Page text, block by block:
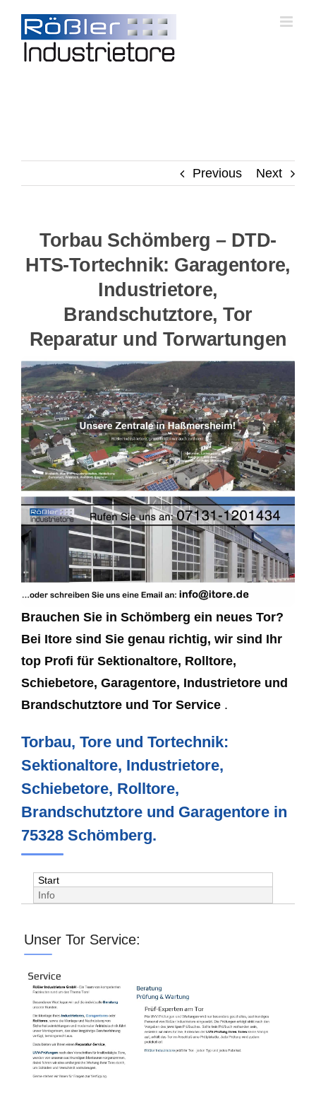
content
Previous Next
Torbau Schömberg – DTD-
HTS-Tortechnik: Garagentore,
Industrietore,
Brandschutztore, Tor
Reparatur und Torwartungen
Brauchen Sie in Schömberg ein neues Tor?
Bei Itore sind Sie genau richtig, wir sind Ihr
top Profi für Sektionaltore, Rolltore,
Schiebetore, Garagentore, Industrietore und
Brandschutztore und Tor Service .
Torbau, Tore und Tortechnik:
Sektionaltore, Industrietore,
Schiebetore, Rolltore,
Brandschutztore und Garagentore in
75328 Schömberg.
Start
Info
Unser Tor Service: